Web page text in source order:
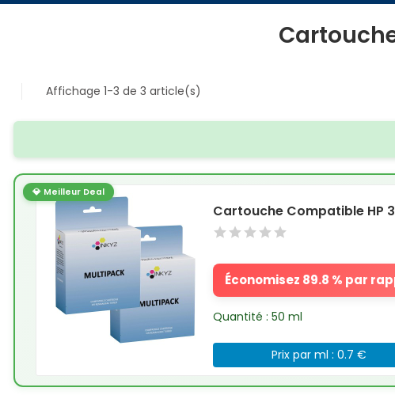
Affichage 1-3 de 3 article(s)
💎 Meilleur Deal
Cartouche Compatible HP
Économisez 89.8 % par
Quantité : 50 ml
Prix par ml : 0.7 €